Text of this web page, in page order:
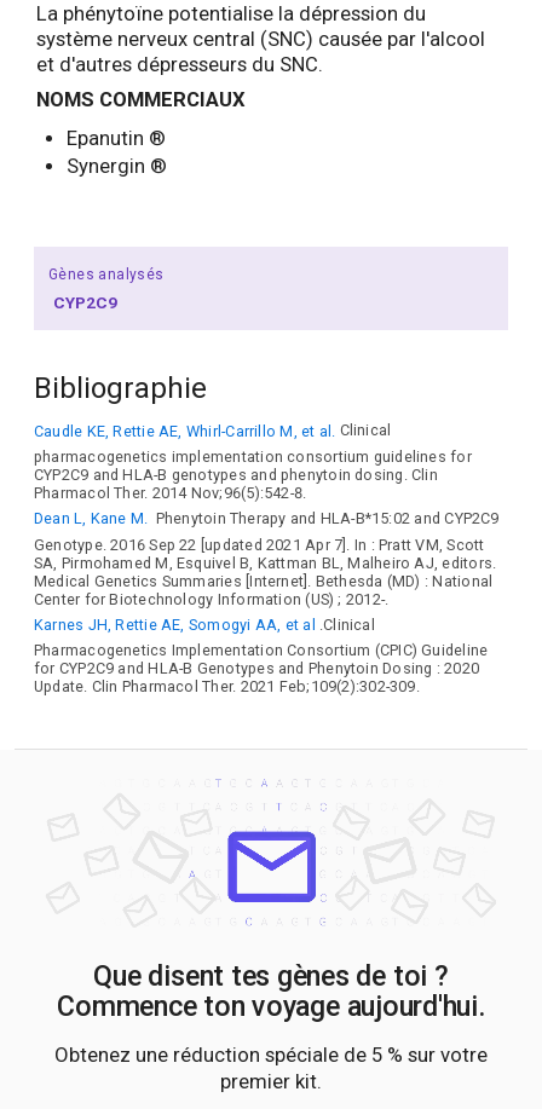
La phénytoïne potentialise la dépression du
système nerveux central (SNC) causée par l'alcool
et d'autres dépresseurs du SNC.
NOMS COMMERCIAUX
Epanutin ®
Synergin ®
Gènes analysés
CYP2C9
Bibliographie
Caudle KE, Rettie AE, Whirl-Carrillo M, et al.
Clinical
pharmacogenetics implementation consortium guidelines for
CYP2C9 and HLA-B genotypes and phenytoin dosing. Clin
Pharmacol Ther. 2014 Nov;96(5):542-8.
Dean L, Kane M. Phenytoin Therapy and HLA-B*15:02 and CYP2C9
Genotype. 2016 Sep 22 [updated 2021 Apr 7]. In : Pratt VM, Scott
SA, Pirmohamed M, Esquivel B, Kattman BL, Malheiro AJ, editors.
Medical Genetics Summaries [Internet]. Bethesda (MD) : National
Center for Biotechnology Information (US) ; 2012-.
Karnes JH, Rettie AE, Somogyi AA, et al
.Clinical
Pharmacogenetics Implementation Consortium (CPIC) Guideline
for CYP2C9 and HLA-B Genotypes and Phenytoin Dosing : 2020
Update. Clin Pharmacol Ther. 2021 Feb;109(2):302-309.
Que disent tes gènes de toi ?
Commence ton voyage aujourd'hui.
Obtenez une réduction spéciale de 5 % sur votre
premier kit.